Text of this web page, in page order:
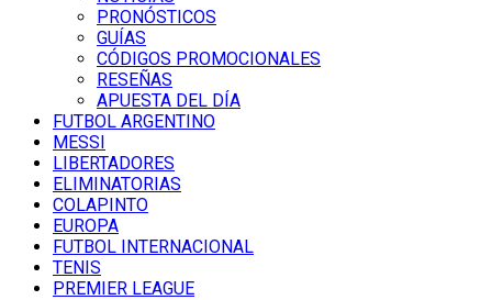
PRONÓSTICOS
GUÍAS
CÓDIGOS PROMOCIONALES
RESEÑAS
APUESTA DEL DÍA
FUTBOL ARGENTINO
MESSI
LIBERTADORES
ELIMINATORIAS
COLAPINTO
EUROPA
FUTBOL INTERNACIONAL
TENIS
PREMIER LEAGUE